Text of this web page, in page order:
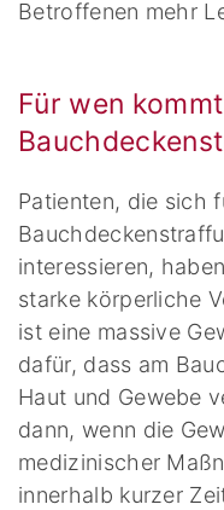
Betroffenen mehr
Für wen
Patienten, die sich
interessieren,
starke körperliche
ist eine massive
dafür, dass am
Haut und Gewebe
dann, wenn die
medizinischer
innerhalb kurzer